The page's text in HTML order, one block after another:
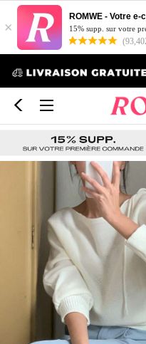
× 15% supp. sur votre